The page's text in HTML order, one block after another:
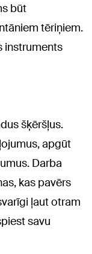
būt
tēriņiem.
instruments
šķēršļus.
apgūt
Darba
kas pavērs
ļaut otram
savu